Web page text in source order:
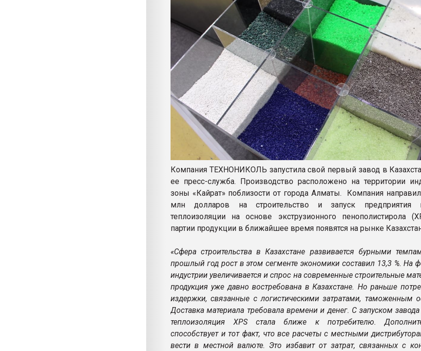
Компания ТЕХНОНИКОЛЬ запустила свой первый завод в
ее пресс-служба. Производство расположено на территории
зоны «Кайрат» поблизости от города Алматы. Компания
млн долларов на строительство и запуск предприятия
теплоизоляции на основе экструзионного пенополистирола
партии продукции в ближайшее время появятся на рынке
«Сфера строительства в Казахстане развивается бурными
прошлый год рост в этом сегменте экономики составил 13,3 %. На
индустрии увеличивается и спрос на современные строительные
продукция уже давно востребована в Казахстане. Но раньше
издержки, связанные c логистическими затратами, таможенным
Доставка материала требовала времени и денег. С запуском
теплоизоляция XPS стала ближе к потребителю.
способствует и тот факт, что все расчеты с местными
вести в местной валюте. Это избавит от затрат, связанных с